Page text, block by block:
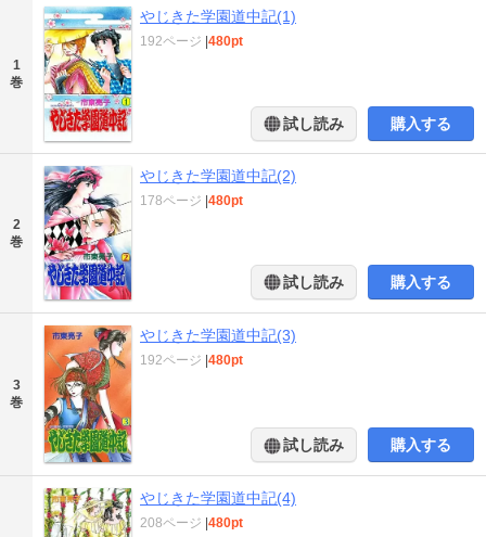
1
巻
やじきた学園道中記(1)
192ページ |480pt
試し読み 購入する
2
巻
やじきた学園道中記(2)
178ページ |480pt
試し読み 購入する
3
巻
やじきた学園道中記(3)
192ページ |480pt
試し読み 購入する
やじきた学園道中記(4)
208ページ |480pt